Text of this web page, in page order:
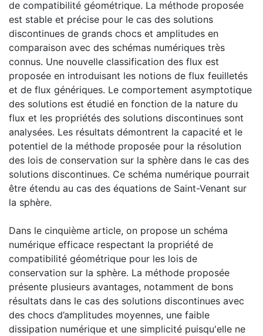
de compatibilité géométrique. La méthode proposée
est stable et précise pour le cas des solutions
discontinues de grands chocs et amplitudes en
comparaison avec des schémas numériques très
connus. Une nouvelle classification des flux est
proposée en introduisant les notions de flux feuilletés
et de flux génériques. Le comportement asymptotique
des solutions est étudié en fonction de la nature du
flux et les propriétés des solutions discontinues sont
analysées. Les résultats démontrent la capacité et le
potentiel de la méthode proposée pour la résolution
des lois de conservation sur la sphère dans le cas des
solutions discontinues. Ce schéma numérique pourrait
être étendu au cas des équations de Saint-Venant sur
la sphère.
Dans le cinquième article, on propose un schéma
numérique efficace respectant la propriété de
compatibilité géométrique pour les lois de
conservation sur la sphère. La méthode proposée
présente plusieurs avantages, notamment de bons
résultats dans le cas des solutions discontinues avec
des chocs d’amplitudes moyennes, une faible
dissipation numérique et une simplicité puisqu'elle ne